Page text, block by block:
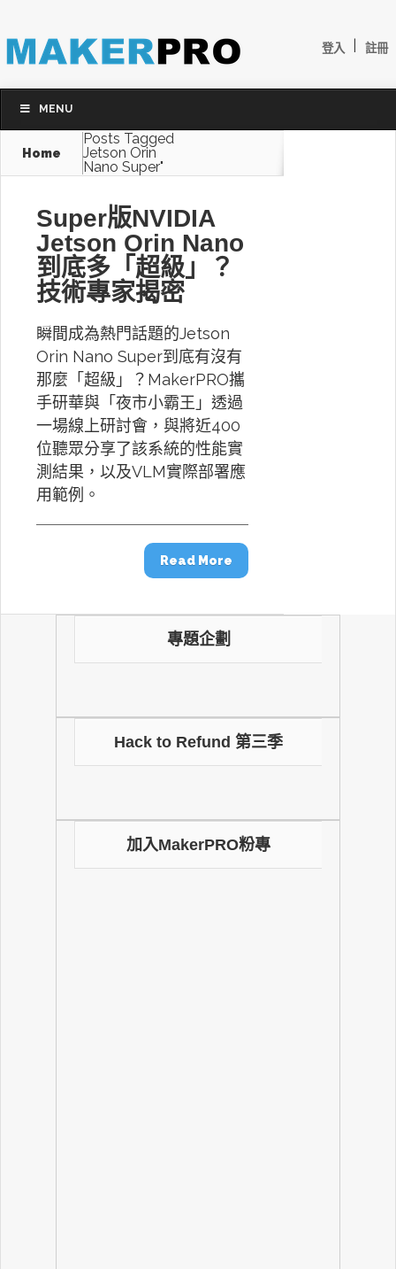
登入 註冊
MENU
Home
Posts Tagged
Jetson Orin
Nano Super"
Super版NVIDIA
Jetson Orin Nano
到底多「超級」？
技術專家揭密
瞬間成為熱門話題的Jetson
Orin Nano Super到底有沒有
那麼「超級」？MakerPRO攜
手研華與「夜市小霸王」透過
一場線上研討會，與將近400
位聽眾分享了該系統的性能實
測結果，以及VLM實際部署應
用範例。
Read More
專題企劃
Hack to Refund 第三季
加入MakerPRO粉專